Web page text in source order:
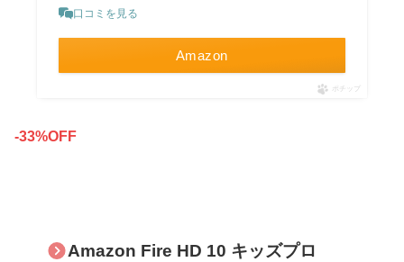
口コミを見る
Amazon
ポチップ
-33%OFF
Amazon Fire HD 10 キッズプロ